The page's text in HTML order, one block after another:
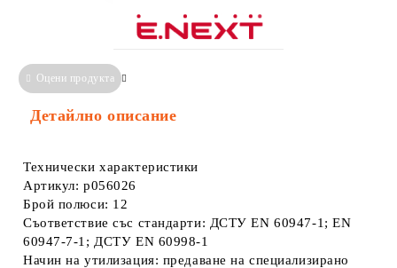
Оцени продукта
Детайлно описание
Технически характеристики
Артикул: p056026
Брой полюси: 12
Съответствие със стандарти: ДСТУ EN 60947-1; EN
60947-7-1; ДСТУ EN 60998-1
Начин на утилизация: предаване на специализирано